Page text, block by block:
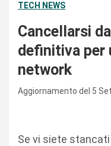
TECH NEWS
Cancellarsi
definitiva per
network
Aggiornamento del 5
Se vi siete